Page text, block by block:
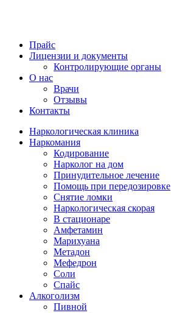
Прайс
Лицензии и документы
Контролирующие органы
О нас
Врачи
Отзывы
Контакты
Наркологическая клиника
Наркомания
Кодирование
Нарколог на дом
Принудительное лечение
Помощь при передозировке
Снятие ломки
Наркологическая скорая
В стационаре
Амфетамин
Марихуана
Метадон
Мефедрон
Соли
Спайс
Алкоголизм
Пивной